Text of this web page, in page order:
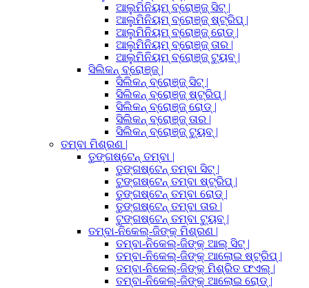
ଆଲୁମିନିୟମ୍ ବ୍ରୋଞ୍ଜ୍ ସିଟ୍ |
ଆଲୁମିନିୟମ୍ ବ୍ରୋଞ୍ଜ୍ ଷ୍ଟ୍ରିପ୍ |
ଆଲୁମିନିୟମ୍ ବ୍ରୋଞ୍ଜ୍ ରୋଡ୍ |
ଆଲୁମିନିୟମ୍ ବ୍ରୋଞ୍ଜ୍ ତାର |
ଆଲୁମିନିୟମ୍ ବ୍ରୋଞ୍ଜ୍ ଟ୍ୟୁବ୍ |
ସିଲିକନ୍ ବ୍ରୋଞ୍ଜ୍ |
ସିଲିକନ୍ ବ୍ରୋଞ୍ଜ୍ ସିଟ୍ |
ସିଲିକନ୍ ବ୍ରୋଞ୍ଜ୍ ଷ୍ଟ୍ରିପ୍ |
ସିଲିକନ୍ ବ୍ରୋଞ୍ଜ୍ ରୋଡ୍ |
ସିଲିକନ୍ ବ୍ରୋଞ୍ଜ୍ ତାର |
ସିଲିକନ୍ ବ୍ରୋଞ୍ଜ୍ ଟ୍ୟୁବ୍ |
ତମ୍ବା ମିଶ୍ରଣ |
ତୁଙ୍ଗଷ୍ଟେନ୍ ତମ୍ବା |
ତୁଙ୍ଗଷ୍ଟେନ୍ ତମ୍ବା ସିଟ୍ |
ଟୁଙ୍ଗଷ୍ଟେନ୍ ତମ୍ବା ଷ୍ଟ୍ରିପ୍ |
ତୁଙ୍ଗଷ୍ଟେନ୍ ତମ୍ବା ରୋଡ୍ |
ତୁଙ୍ଗଷ୍ଟେନ୍ ତମ୍ବା ତାର |
ଟୁଙ୍ଗଷ୍ଟେନ୍ ତମ୍ବା ଟ୍ୟୁବ୍ |
ତମ୍ବା-ନିକେଲ୍-ଜିଙ୍କ୍ ମିଶ୍ରଣ |
ତମ୍ବା-ନିକେଲ୍-ଜିଙ୍କ୍ ଆଲ୍ ସିଟ୍ |
ତମ୍ବା-ନିକେଲ୍-ଜିଙ୍କ୍ ଆଲୋଇ ଷ୍ଟ୍ରିପ୍ |
ତମ୍ବା-ନିକେଲ୍-ଜିଙ୍କ୍ ମିଶ୍ରିତ ଫଏଲ୍ |
ତମ୍ବା-ନିକେଲ୍-ଜିଙ୍କ୍ ଆଲୋଇ ରୋଡ୍ |